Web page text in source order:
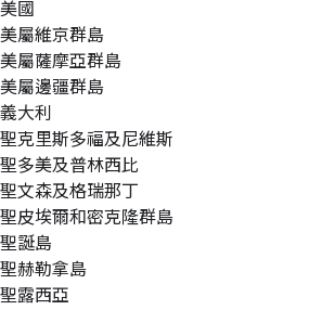
美國
美屬維京群島
美屬薩摩亞群島
美屬邊疆群島
義大利
聖克里斯多福及尼維斯
聖多美及普林西比
聖文森及格瑞那丁
聖皮埃爾和密克隆群島
聖誕島
聖赫勒拿島
聖露西亞